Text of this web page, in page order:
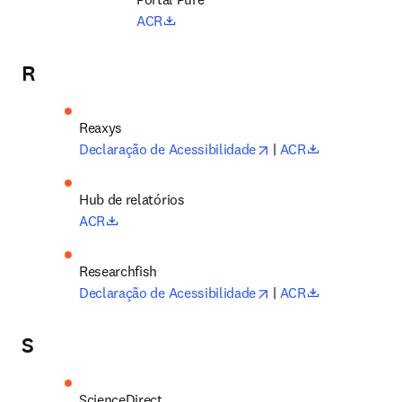
ACR
R
Reaxys
Declaração de Acessibilidade
opens in new tab/
| ACR opens in
Hub de relatórios
ACR
Declaração de Acessibilidade
opens in new tab/
| ACR opens in
S